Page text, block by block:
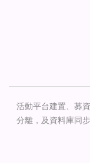
活動平台建置、募
分離，及資料庫同